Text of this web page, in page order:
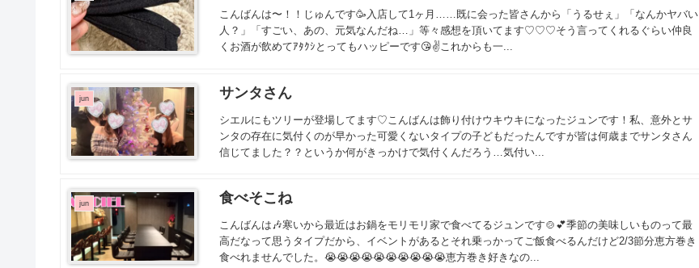
こんばんは〜！！じゅんです🥳入店して1ヶ月……既に会った皆さんから「うるせぇ」「なんかヤバい
人？」「すごい、あの、元気なんだね…」等々感想を頂いてます♡♡♡そう言ってくれるぐらい仲良
くお酒が飲めてｱﾀｸｼとってもハッピーです😘✌これからも一...
jun サンタさん
シエルにもツリーが登場してます♡こんばんは飾り付けウキウキになったジュンです！私、意外とサ
ンタの存在に気付くのが早かった可愛くないタイプの子どもだったんですが皆は何歳までサンタさん
信じてました？？というか何がきっかけで気付くんだろう…気付い...
jun 食べそこね
こんばんは🎶寒いから最近はお鍋をモリモリ家で食べてるジュンです🍲💕季節の美味しいものって最
高だなって思うタイプだから、イベントがあるとそれ乗っかってご飯食べるんだけど2/3節分恵方巻き
食べれませんでした。😭😭😭😭😭😭😭😭😭😭恵方巻き好きなの...